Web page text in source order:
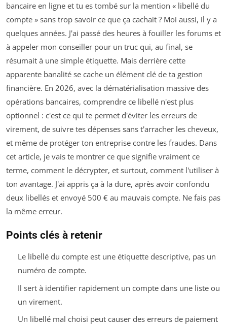
bancaire en ligne et tu es tombé sur la mention « libellé du
compte » sans trop savoir ce que ça cachait ? Moi aussi, il y a
quelques années. J'ai passé des heures à fouiller les forums et
à appeler mon conseiller pour un truc qui, au final, se
résumait à une simple étiquette. Mais derrière cette
apparente banalité se cache un élément clé de ta gestion
financière. En 2026, avec la dématérialisation massive des
opérations bancaires, comprendre ce libellé n'est plus
optionnel : c'est ce qui te permet d'éviter les erreurs de
virement, de suivre tes dépenses sans t'arracher les cheveux,
et même de protéger ton entreprise contre les fraudes. Dans
cet article, je vais te montrer ce que signifie vraiment ce
terme, comment le décrypter, et surtout, comment l'utiliser à
ton avantage. J'ai appris ça à la dure, après avoir confondu
deux libellés et envoyé 500 € au mauvais compte. Ne fais pas
la même erreur.
Points clés à retenir
Le libellé du compte est une étiquette descriptive, pas un
numéro de compte.
Il sert à identifier rapidement un compte dans une liste ou
un virement.
Un libellé mal choisi peut causer des erreurs de paiement